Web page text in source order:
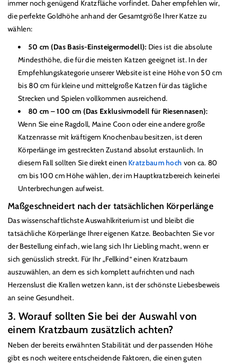
immer noch genügend Kratzfläche vorfindet. Daher empfehlen wir,
die perfekte Goldhöhe anhand der Gesamtgröße Ihrer Katze zu
wählen:
50 cm (Das Basis-Einsteigermodell): Dies ist die absolute
Mindesthöhe, die für die meisten Katzen geeignet ist. In der
Empfehlungskategorie unserer Website ist eine Höhe von 50 cm
bis 80 cm für kleine und mittelgroße Katzen für das tägliche
Strecken und Spielen vollkommen ausreichend.
80 cm –100 cm (Das Exklusivmodell für Riesennasen):
Wenn Sie eine Ragdoll, Maine Coon oder eine andere große
Katzenrasse mit kräftigem Knochenbau besitzen, ist deren
Körperlänge im gestreckten Zustand absolut erstaunlich. In
diesem Fall sollten Sie direkt einen Kratzbaum hoch von ca. 80
cm bis 100 cm Höhe wählen, der im Hauptkratzbereich keinerlei
Unterbrechungen aufweist.
Maßgeschneidert nach der tatsächlichen Körperlänge
Das wissenschaftlichste Auswahlkriterium ist und bleibt die
tatsächliche Körperlänge Ihrer eigenen Katze. Beobachten Sie vor
der Bestellung einfach, wie lang sich Ihr Liebling macht, wenn er
sich genüsslich streckt. Für Ihr„Fellkind“einen Kratzbaum
auszuwählen, an dem es sich komplett aufrichten und nach
Herzenslust die Krallen wetzen kann, ist der schönste Liebesbeweis
an seine Gesundheit.
3. Worauf sollten Sie bei der Auswahl von
einem Kratzbaum zusätzlich achten?
Neben der bereits erwähnten Stabilität und der passenden Höhe
gibt es noch weitere entscheidende Faktoren, die einen guten